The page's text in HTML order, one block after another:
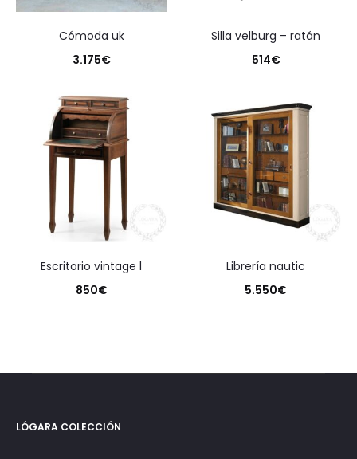
cómoda uk
3.175€
silla velburg – ratán
514€
escritorio vintage l
850€
librería nautic
5.550€
LÓGARA COLECCIÓN